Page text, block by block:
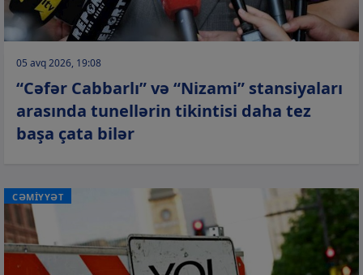
05 avq 2026, 19:08
“Cəfər Cabbarlı” və “Nizami” stansiyaları
arasında tunellərin tikintisi daha tez
başa çata bilər
CƏMİYYƏT